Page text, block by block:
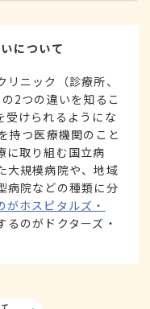
について
ニック（診療所、
2つの違いを知るこ
受けられるようにな
持つ医療機関のこと
に取り組む国立病
大規模病院や、地域
病院などの種類に分
がホスピタルズ・
のがドクターズ・